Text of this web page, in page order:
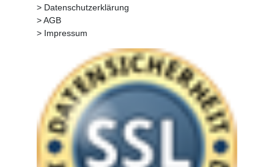
> Datenschutzerklärung
> AGB
> Impressum